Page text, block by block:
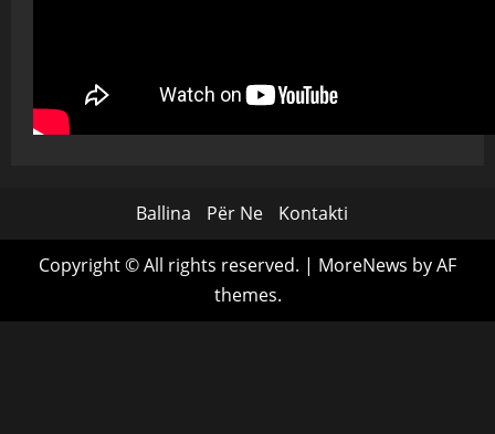
Ballina Për Ne Kontakti
Copyright © All rights reserved. | MoreNews by AF
themes.